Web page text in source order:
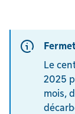
Le
2025
mois,